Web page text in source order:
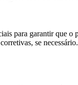
para garantir que
se